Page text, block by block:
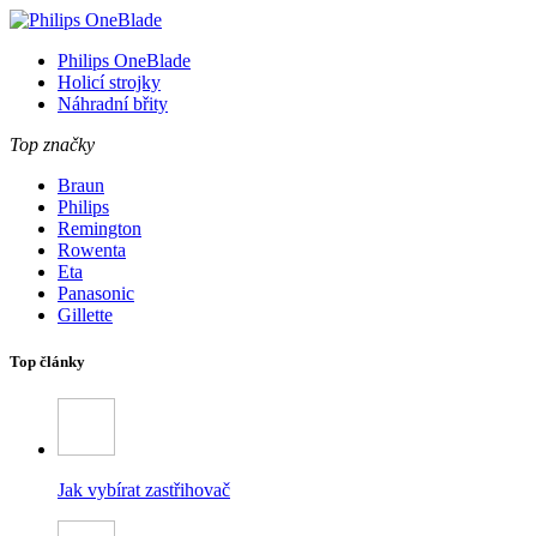
Philips OneBlade
Holicí strojky
Náhradní břity
Top značky
Braun
Philips
Remington
Rowenta
Eta
Panasonic
Gillette
Top články
Jak vybírat zastřihovač